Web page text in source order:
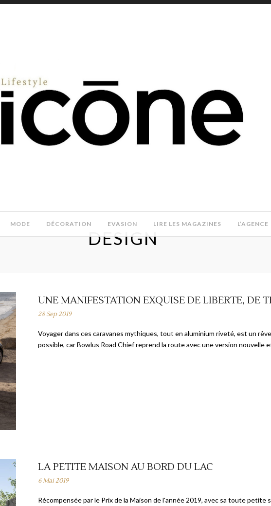
MODE DÉCORATION EVASION LIRE LES MAGAZINES L’AGENCE
DESIGN
UNE MANIFESTATION EXQUISE DE LIBERTE, DE
28 Sep 2019
Voyager dans ces caravanes mythiques, tout en aluminium riveté, est un
possible, car Bowlus Road Chief reprend la route avec une version nouvelle
LA PETITE MAISON AU BORD DU LAC
6 Mai 2019
Récompensée par le Prix de la Maison de l'année 2019, avec sa toute